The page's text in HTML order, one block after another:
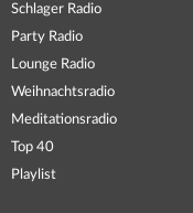
Schlager Radio
Party Radio
Lounge Radio
Weihnachtsradio
Meditationsradio
Top 40
Playlist